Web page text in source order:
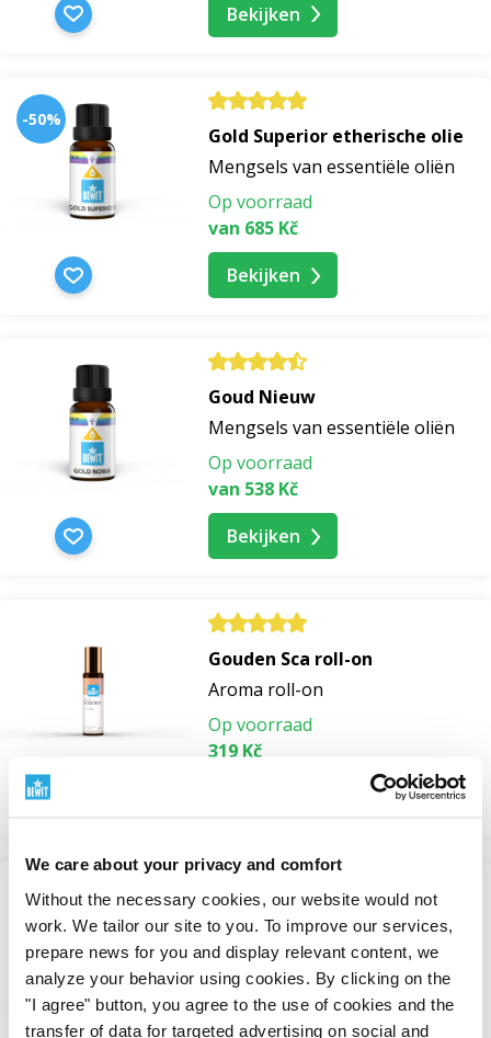
We care about your privacy and comfort
Without the necessary cookies, our website would not
work. We tailor our site to you. To improve our services,
prepare news for you and display relevant content, we
analyze your behavior using cookies. By clicking on the
"I agree" button, you agree to the use of cookies and the
transfer of data for targeted advertising on social and
Bekijken
-50%
Gold Superior etherische olie
Mengsels van essentiële oliën
Op voorraad
van 685 Kč
Bekijken
Goud Nieuw
Mengsels van essentiële oliën
Op voorraad
van 538 Kč
Bekijken
Gouden Sca roll-on
Aroma roll-on
Op voorraad
319 Kč
Kneuzingen
Mengsels van essentiële oliën
Op voorraad
van 497 Kč